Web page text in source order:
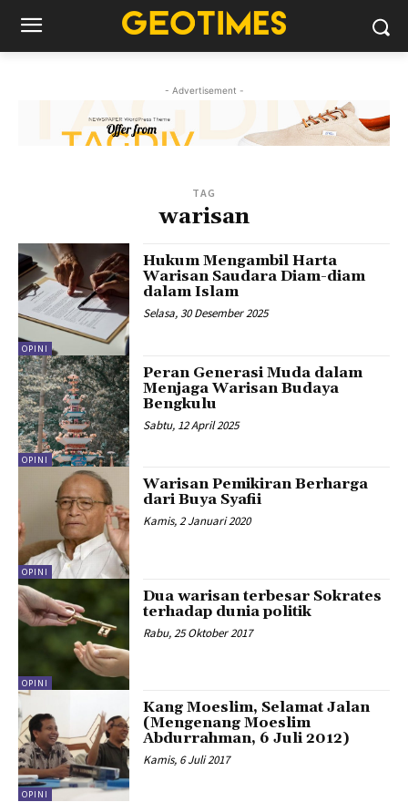
- Advertisement -
TAG
warisan
OPINI
Hukum Mengambil Harta
Warisan Saudara Diam-diam
dalam Islam
Selasa, 30 Desember 2025
OPINI
Peran Generasi Muda dalam
Menjaga Warisan Budaya
Bengkulu
Sabtu, 12 April 2025
OPINI
Warisan Pemikiran Berharga
dari Buya Syafii
Kamis, 2 Januari 2020
OPINI
Dua warisan terbesar Sokrates
terhadap dunia politik
Rabu, 25 Oktober 2017
OPINI
Kang Moeslim, Selamat Jalan
(Mengenang Moeslim
Abdurrahman, 6 Juli 2012)
Kamis, 6 Juli 2017